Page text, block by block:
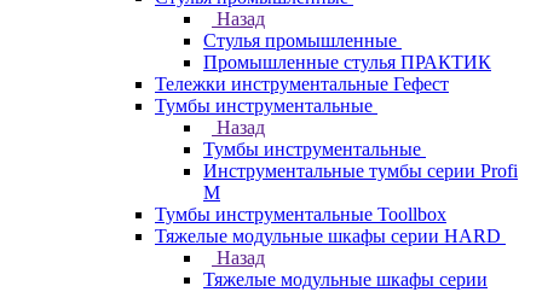
Назад
Стулья промышленные
Промышленные стулья ПРАКТИК
Тележки инструментальные Гефест
Тумбы инструментальные
Назад
Тумбы инструментальные
Инструментальные тумбы серии Profi
M
Тумбы инструментальные Toollbox
Тяжелые модульные шкафы серии HARD
Назад
Тяжелые модульные шкафы серии